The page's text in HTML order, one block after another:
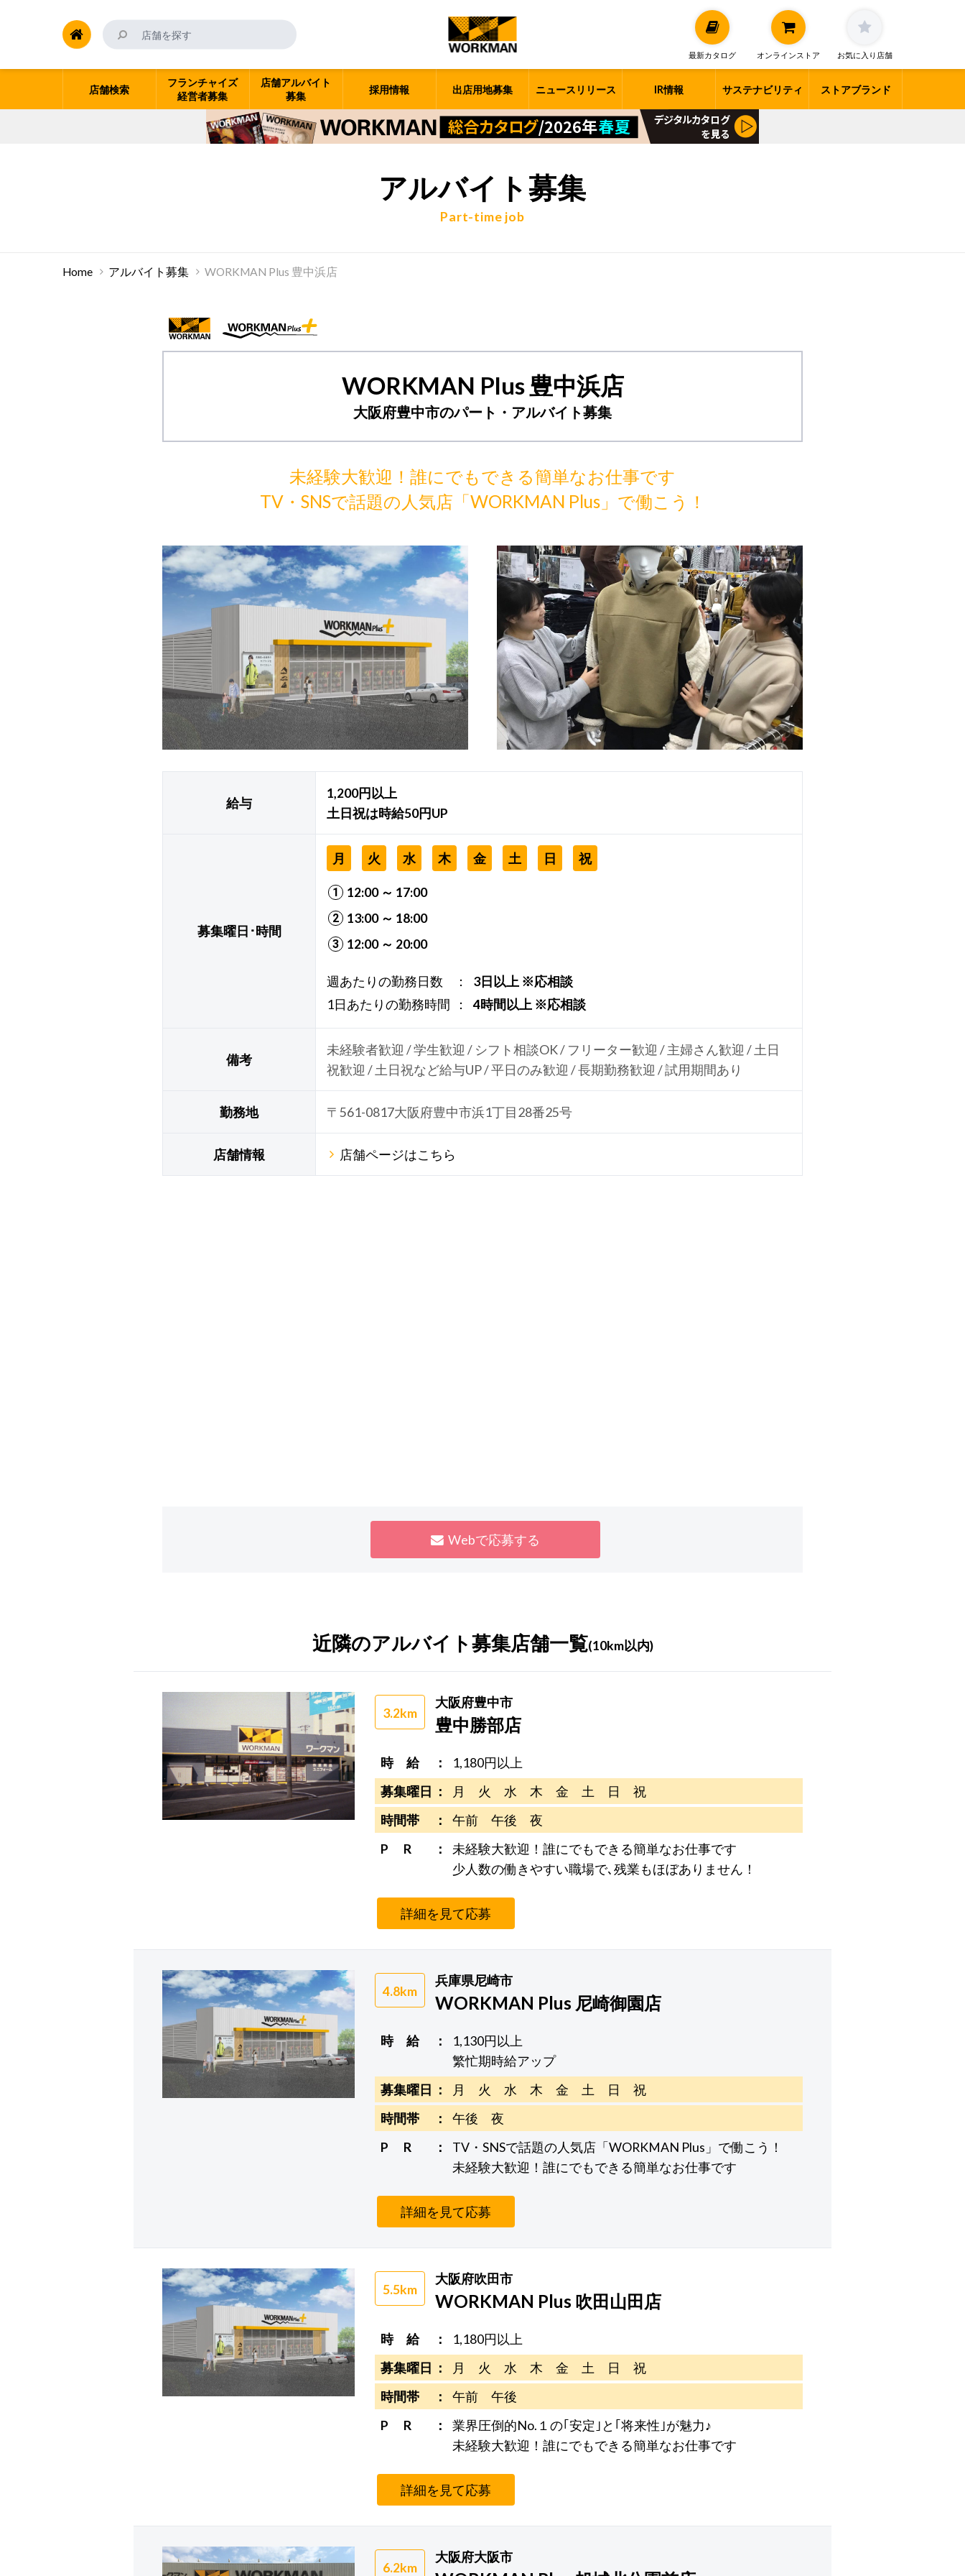
最新カタログ オンラインストア お気に入り店舗
フランチャイズ
経営者募集
店舗検索
店舗アルバイト
募集
採用情報 出店用地募集 ニュースリリース IR情報 サステナビリティ ストアブランド
アルバイト募集
Part-time job
Home アルバイト募集 WORKMAN Plus 豊中浜店
WORKMAN Plus 豊中浜店
大阪府豊中市のパート・アルバイト募集
未経験大歓迎！誰にでもできる簡単なお仕事です
TV・SNSで話題の人気店「WORKMAN Plus」で働こう！
給与
1,200円以上
土日祝は時給50円UP
募集曜日･時間
月 火 水 木 金 土 日 祝
12:00 ～ 17:00
13:00 ～ 18:00
12:00 ～ 20:00
週あたりの勤務日数
3日以上 ※応相談
1日あたりの勤務時間
4時間以上 ※応相談
備考
未経験者歓迎 / 学生歓迎 / シフト相談OK / フリーター歓迎 / 主婦さん歓迎 / 土日
祝歓迎 / 土日祝など給与UP / 平日のみ歓迎 / 長期勤務歓迎 / 試用期間あり
勤務地 〒561-0817大阪府豊中市浜1丁目28番25号
店舗情報 店舗ページはこちら
Webで応募する
近隣のアルバイト募集店舗一覧(10km以内)
3.2km
大阪府豊中市
豊中勝部店
時 給
1,180円以上
募集曜日
月 火 水 木 金 土 日 祝
時間帯
午前 午後 夜
P R
未経験大歓迎！誰にでもできる簡単なお仕事です
少人数の働きやすい職場で､残業もほぼありません！
詳細を見て応募
4.8km
兵庫県尼崎市
WORKMAN Plus 尼崎御園店
時 給
1,130円以上
繁忙期時給アップ
募集曜日
月 火 水 木 金 土 日 祝
時間帯
午後 夜
P R
TV・SNSで話題の人気店「WORKMAN Plus」で働こう！
未経験大歓迎！誰にでもできる簡単なお仕事です
詳細を見て応募
5.5km
大阪府吹田市
WORKMAN Plus 吹田山田店
時 給
1,180円以上
募集曜日
月 火 水 木 金 土 日 祝
時間帯
午前 午後
P R
業界圧倒的No.１の｢安定｣と｢将来性｣が魅力♪
未経験大歓迎！誰にでもできる簡単なお仕事です
詳細を見て応募
6.2km
大阪府大阪市